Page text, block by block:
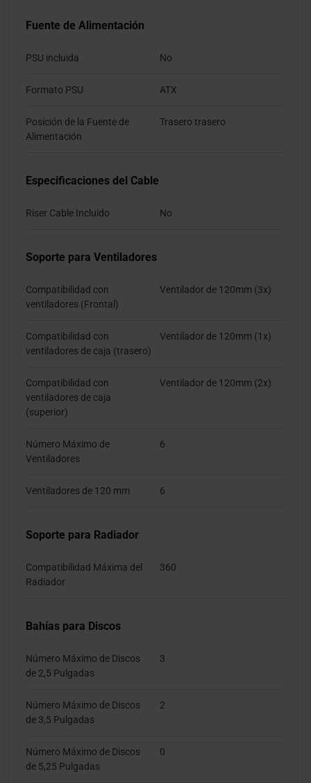
Fuente de Alimentación
PSU incluida No
Formato PSU ATX
Posición de la Fuente de
Alimentación
Trasero trasero
Especificaciones del Cable
Riser Cable Incluido No
Soporte para Ventiladores
Compatibilidad con
ventiladores (Frontal)
Ventilador de 120mm (3x)
Compatibilidad con
ventiladores de caja (trasero)
Ventilador de 120mm (1x)
Compatibilidad con
ventiladores de caja
(superior)
Ventilador de 120mm (2x)
Número Máximo de
Ventiladores
6
Ventiladores de 120 mm 6
Soporte para Radiador
Compatibilidad Máxima del
Radiador
360
Bahías para Discos
Número Máximo de Discos
de 2,5 Pulgadas
3
Número Máximo de Discos
de 3,5 Pulgadas
2
Número Máximo de Discos
de 5,25 Pulgadas
0